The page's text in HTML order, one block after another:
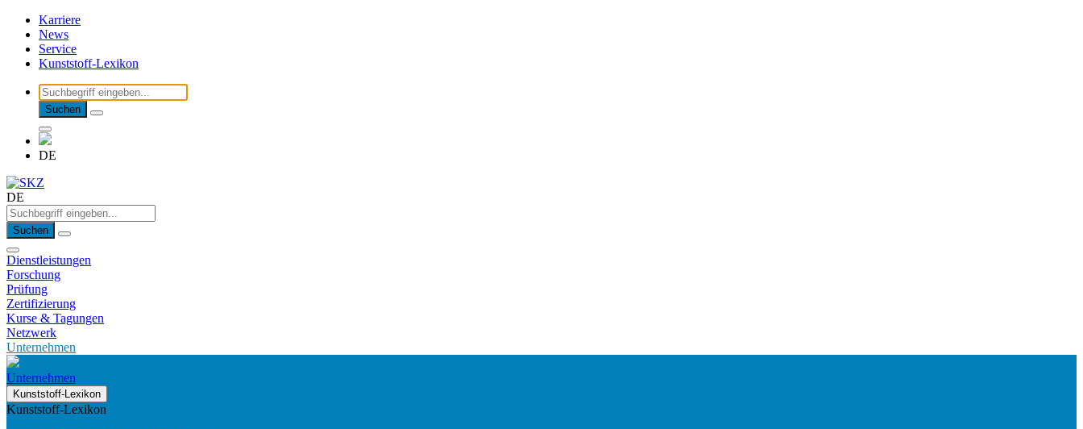
Karriere
News
Service
Kunststoff-Lexikon
Suchen
DE
DE
Suchen
Dienstleistungen
Forschung
Prüfung
Zertifizierung
Kurse & Tagungen
Netzwerk
Unternehmen
Unternehmen
Kunststoff-Lexikon
Kunststoff-Lexikon